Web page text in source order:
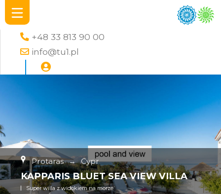
+48 33 813 90 00
info@tu1.pl
Protaras → Cypr
KAPPARIS BLUET SEA VIEW VILLA
Super willa z widokiem na morze